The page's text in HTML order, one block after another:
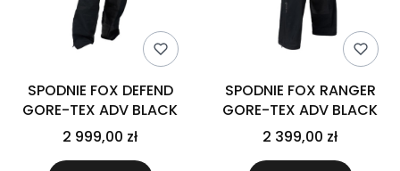
SPODNIE FOX DEFEND
GORE-TEX ADV BLACK
2 999,00 zł
SPODNIE FOX RANGER
GORE-TEX ADV BLACK
2 399,00 zł